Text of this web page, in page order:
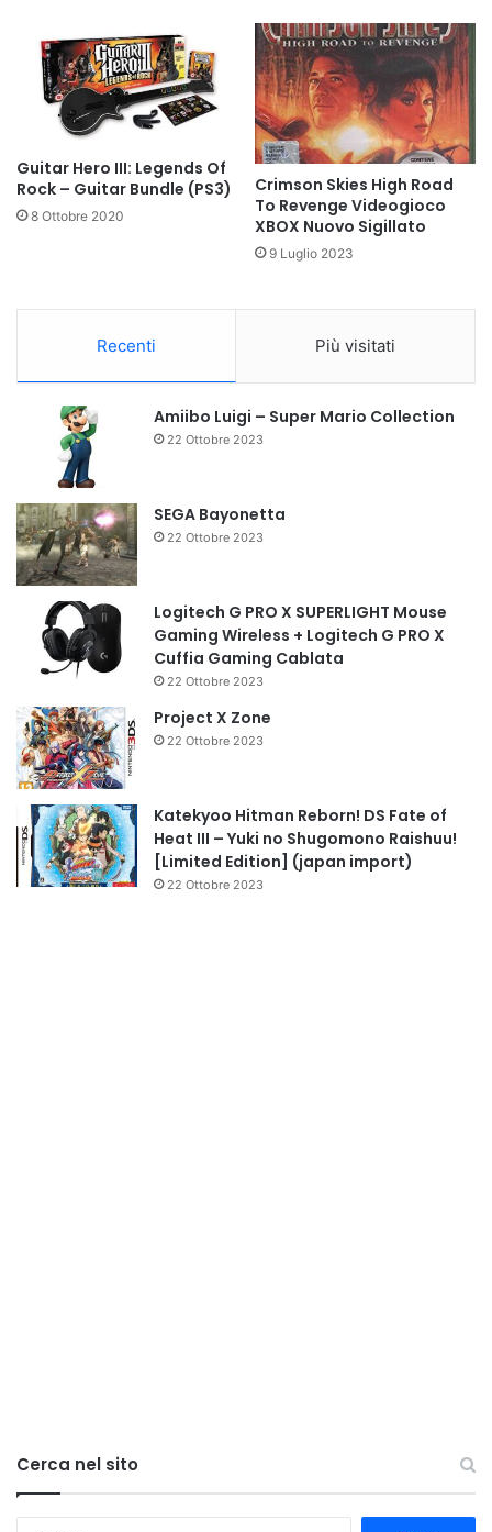
Guitar Hero III: Legends Of
Rock – Guitar Bundle (PS3)
8 Ottobre 2020
Crimson Skies High Road
To Revenge Videogioco
XBOX Nuovo Sigillato
9 Luglio 2023
Recenti Più visitati
Amiibo Luigi – Super Mario Collection
22 Ottobre 2023
SEGA Bayonetta
22 Ottobre 2023
Logitech G PRO X SUPERLIGHT Mouse
Gaming Wireless + Logitech G PRO X
Cuffia Gaming Cablata
22 Ottobre 2023
Project X Zone
22 Ottobre 2023
Katekyoo Hitman Reborn! DS Fate of
Heat III – Yuki no Shugomono Raishuu!
[Limited Edition] (japan import)
22 Ottobre 2023
Cerca nel sito